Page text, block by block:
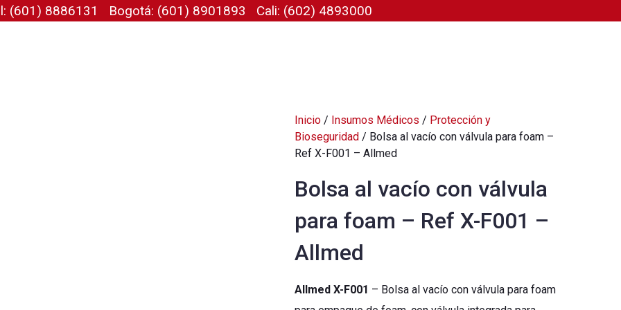
(601) 8886131 Bogotá: (601) 8901893 Cali: (602) 4893000
Análisis de Composición Corporal
Paga tu factura
Rastrea tu pedido
Portal de Proveedores
Inicio/ Insumos Médicos / Protección y
Bioseguridad/ Bolsa al vacío con válvula para foam –
Ref X-F001 – Allmed
Bolsa al vacío con válvula
para foam – Ref X-F001 –
Allmed
Allmed X-F001 – Bolsa al vacío con válvula para foam